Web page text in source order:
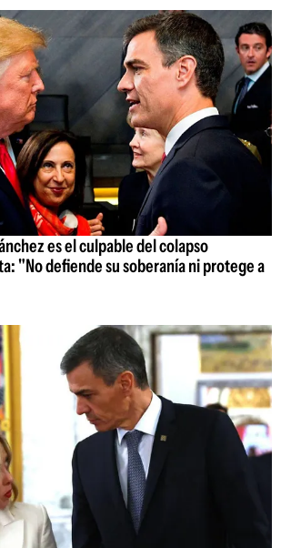
es el culpable del colapso
"No defiende su soberanía ni protege a